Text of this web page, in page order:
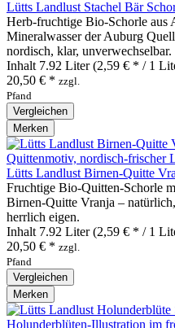
Lütts Landlust Stachel Bär
Herb‑fruchtige Bio‑Schorle
Mineralwasser der Auburg
nordisch, klar, unverwechselbar.
Inhalt 7.92 Liter(2,59 € * / 1
20,50 € * zzgl.
Pfand
Vergleichen
Merken
Lütts Landlust Birnen-Quitte
Fruchtige Bio‑Quitten‑Schorle
Birnen‑Quitte Vranja –
herrlich eigen.
Inhalt 7.92 Liter(2,59 € * / 1
20,50 € * zzgl.
Pfand
Vergleichen
Merken